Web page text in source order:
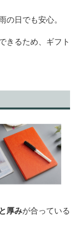
日でも安心。
きるため、ギフト
厚みが合っている